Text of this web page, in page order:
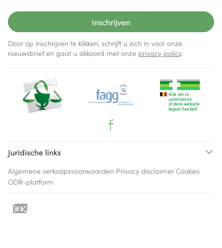
Inschrijven
Door op inschrijven te klikken, schrijft u zich in voor onze
nieuwsbrief en gaat u akkoord met onze privacy policy.
Juridische links
Algemene verkoopsvoorwaarden Privacy disclaimer Cookies
ODR-platform